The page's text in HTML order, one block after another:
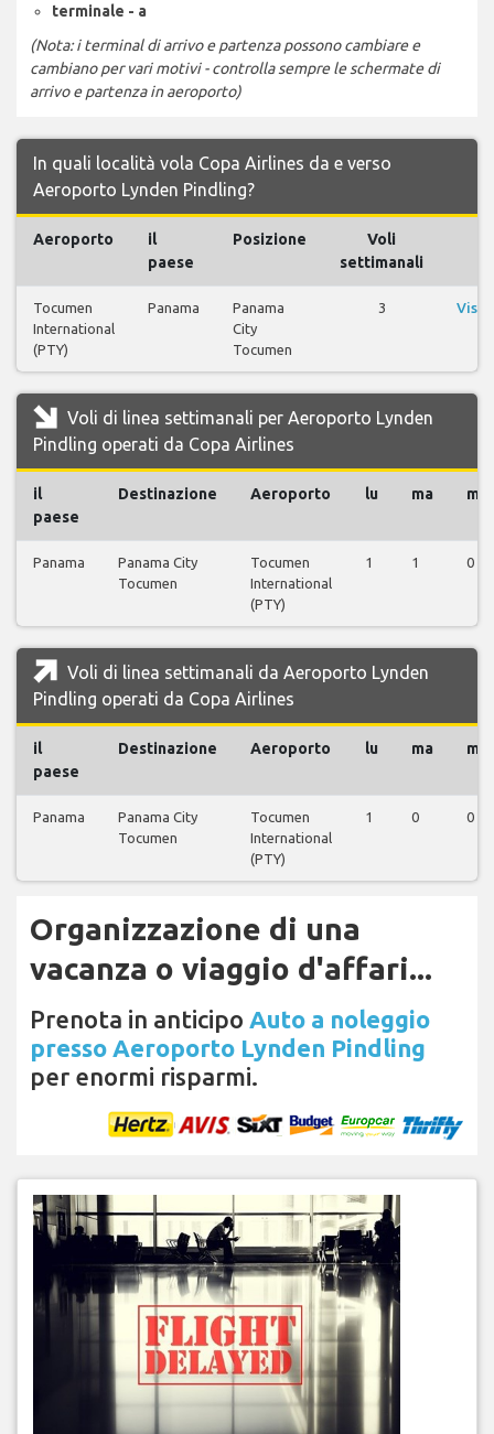
terminale - a
(Nota: i terminal di arrivo e partenza possono cambiare e
cambiano per vari motivi - controlla sempre le schermate di
arrivo e partenza in aeroporto)
In quali località vola Copa Airlines da e verso
Aeroporto Lynden Pindling?
Aeroporto
il
paese
Posizione
Voli
settimanali
Tocumen
International
(PTY)
Panama
Panama
City
Tocumen
3
Voli di linea settimanali per Aeroporto Lynden
Pindling operati da Copa Airlines
il
paese
Destinazione Aeroporto lu ma me
Panama
Panama City
Tocumen
Tocumen
International
(PTY)
1 1 0
Voli di linea settimanali da Aeroporto Lynden
Pindling operati da Copa Airlines
il
paese
Destinazione Aeroporto lu ma me
Panama
Panama City
Tocumen
Tocumen
International
(PTY)
1 0 0
Organizzazione di una
vacanza o viaggio d'affari...
Prenota in anticipo Auto a noleggio
presso Aeroporto Lynden Pindling
per enormi risparmi.